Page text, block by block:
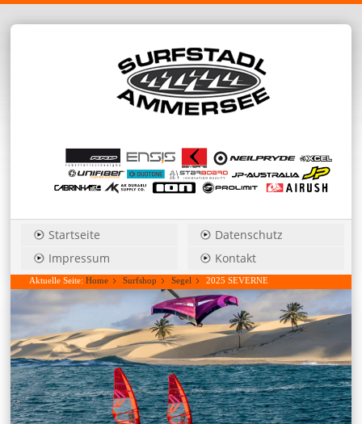
Startseite
Datenschutz
Impressum
Kontakt
Aktuelle Seite:Home Surfshop Segel 2025 SEVERNE